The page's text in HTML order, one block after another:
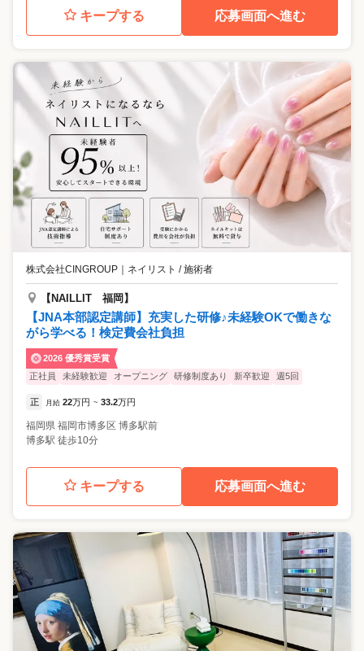
キープする 応募画面へ進む
株式会社CINGROUP ネイリスト / 施術者
【NAILLIT 福岡】
【JNA本部認定講師】充実した研修♪未経験OKで働きな
がら学べる！検定費会社負担
2026 優秀賞受賞
正社員
未経験歓迎 オープニング 研修制度あり 新卒歓迎 週5回
正 月給 22万円 ~ 33.2万円
福岡県 福岡市博多区 博多駅前
博多駅 徒歩10分
キープする 応募画面へ進む